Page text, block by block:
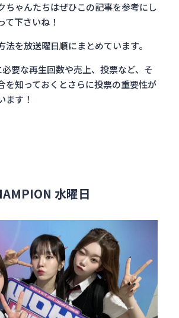
ちゃんたちはぜひこの記事を参考にし
て下さいね！
法を放送曜日順にまとめています。
要な再生回数や売上、投票など、そ
を知っておくとさらに投票の重要性が
ます！
水曜日